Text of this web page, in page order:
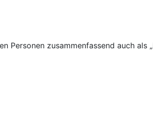
Personen zusammenfassend auch als